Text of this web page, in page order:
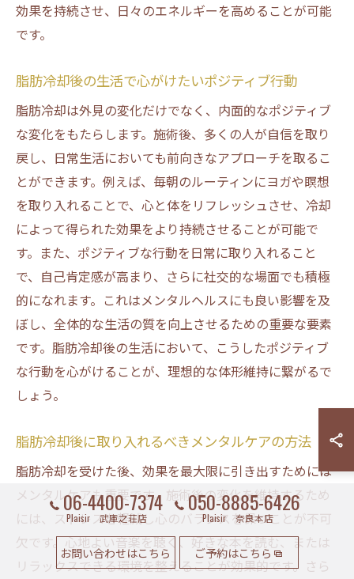
効果を持続させ、日々のエネルギーを高めることが可能
です。
脂肪冷却後の生活で心がけたいポジティブ行動
脂肪冷却は外見の変化だけでなく、内面的なポジティブ
な変化をもたらします。施術後、多くの人が自信を取り
戻し、日常生活においても前向きなアプローチを取るこ
とができます。例えば、毎朝のルーティンにヨガや瞑想
を取り入れることで、心と体をリフレッシュさせ、冷却
によって得られた効果をより持続させることが可能で
す。また、ポジティブな行動を日常に取り入れること
で、自己肯定感が高まり、さらに社交的な場面でも積極
的になれます。これはメンタルヘルスにも良い影響を及
ぼし、全体的な生活の質を向上させるための重要な要素
です。脂肪冷却後の生活において、こうしたポジティブ
な行動を心がけることが、理想的な体形維持に繋がるで
しょう。
脂肪冷却後に取り入れるべきメンタルケアの方法
脂肪冷却を受けた後、効果を最大限に引き出すためには
メンタルケアも重要です。施術後の変化を維持するため
には、ストレスを軽減し心のバランスを保つことが不可
欠です。心地よい音楽を聴く、好きな本を読む、または
リラックスできる環境を整えることが効果的です。さら
06-4400-7374
Plaisir 武庫之荘店
050-8885-6426
Plaisir 奈良本店
お問い合わせはこちら ご予約はこちら